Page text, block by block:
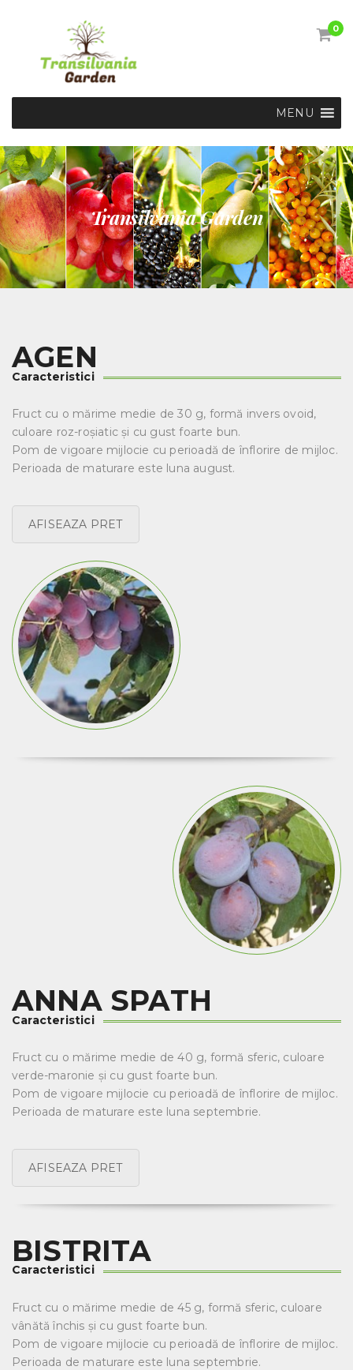
0
MENU
Transilvania Garden
AGEN
Caracteristici
Fruct cu o mărime medie de 30 g, formă invers ovoid,
culoare roz-roşiatic și cu gust foarte bun.
Pom de vigoare mijlocie cu perioadă de înflorire de mijloc.
Perioada de maturare este luna august.
AFISEAZA PRET
ANNA SPATH
Caracteristici
Fruct cu o mărime medie de 40 g, formă sferic, culoare
verde-maronie și cu gust foarte bun.
Pom de vigoare mijlocie cu perioadă de înflorire de mijloc.
Perioada de maturare este luna septembrie.
AFISEAZA PRET
BISTRITA
Caracteristici
Fruct cu o mărime medie de 45 g, formă sferic, culoare
vânătă închis și cu gust foarte bun.
Pom de vigoare mijlocie cu perioadă de înflorire de mijloc.
Perioada de maturare este luna septembrie.